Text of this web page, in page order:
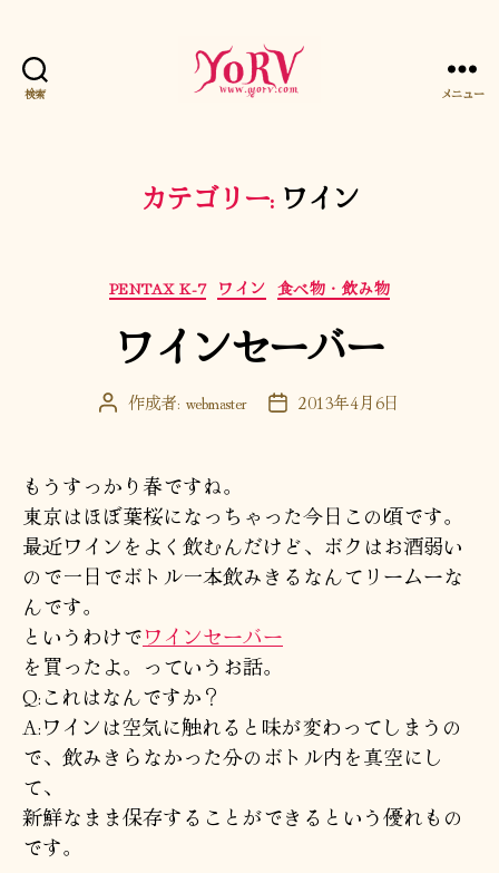
検索 メニュー
カテゴリー: ワイン
カ
テ
ゴ
リ
PENTAX K-7 ワイン 食べ物・飲み物
ワインセーバー
投 作成者: webmaster
投 2013年4月6日
もうすっかり春ですね。
東京はほぼ葉桜になっちゃった今日この頃です。
最近ワインをよく飲むんだけど、ボクはお酒弱い
ので一日でボトル一本飲みきるなんてリームーな
んです。
というわけでワインセーバー
を買ったよ。っていうお話。
Q:これはなんですか？
A:ワインは空気に触れると味が変わってしまうの
で、飲みきらなかった分のボトル内を真空にし
て、
新鮮なまま保存することができるという優れもの
です。